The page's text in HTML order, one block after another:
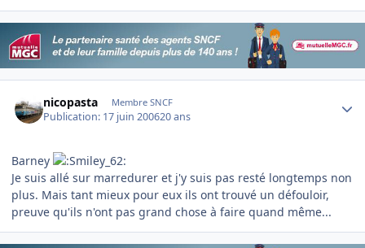
nicopasta Membre SNCF
Publication: 17 juin 200620 ans
Barney
Je suis allé sur marredurer et j'y suis pas resté longtemps non
plus. Mais tant mieux pour eux ils ont trouvé un défouloir,
preuve qu'ils n'ont pas grand chose à faire quand même...